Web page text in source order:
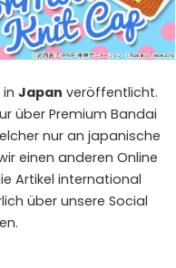
in Japan veröffentlicht.
über Premium Bandai
nur an japanische
einen anderen Online
Artikel international
über unsere Social